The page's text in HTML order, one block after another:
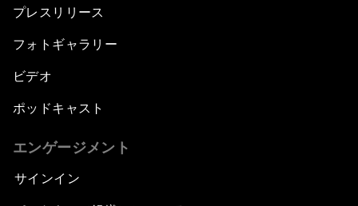
プレスリリース
フォトギャラリー
ビデオ
ポッドキャスト
エンゲージメント
サインイン